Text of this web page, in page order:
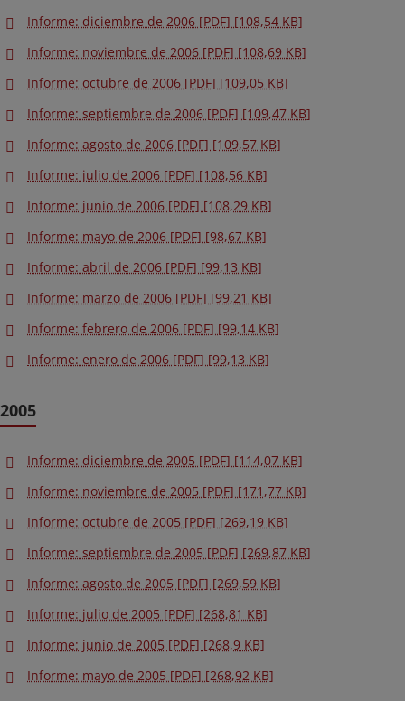
Informe: diciembre de 2006 [PDF] [108,54 KB]
Informe: noviembre de 2006 [PDF] [108,69 KB]
Informe: octubre de 2006 [PDF] [109,05 KB]
Informe: septiembre de 2006 [PDF] [109,47 KB]
Informe: agosto de 2006 [PDF] [109,57 KB]
Informe: julio de 2006 [PDF] [108,56 KB]
Informe: junio de 2006 [PDF] [108,29 KB]
Informe: mayo de 2006 [PDF] [98,67 KB]
Informe: abril de 2006 [PDF] [99,13 KB]
Informe: marzo de 2006 [PDF] [99,21 KB]
Informe: febrero de 2006 [PDF] [99,14 KB]
Informe: enero de 2006 [PDF] [99,13 KB]
2005
Informe: diciembre de 2005 [PDF] [114,07 KB]
Informe: noviembre de 2005 [PDF] [171,77 KB]
Informe: octubre de 2005 [PDF] [269,19 KB]
Informe: septiembre de 2005 [PDF] [269,87 KB]
Informe: agosto de 2005 [PDF] [269,59 KB]
Informe: julio de 2005 [PDF] [268,81 KB]
Informe: junio de 2005 [PDF] [268,9 KB]
Informe: mayo de 2005 [PDF] [268,92 KB]